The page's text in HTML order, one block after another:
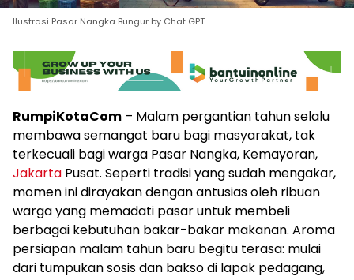
Ilustrasi Pasar Nangka Bungur by Chat GPT
RumpiKotaCom – Malam pergantian tahun selalu
membawa semangat baru bagi masyarakat, tak
terkecuali bagi warga Pasar Nangka, Kemayoran,
Jakarta Pusat. Seperti tradisi yang sudah mengakar,
momen ini dirayakan dengan antusias oleh ribuan
warga yang memadati pasar untuk membeli
berbagai kebutuhan bakar-bakar makanan. Aroma
persiapan malam tahun baru begitu terasa: mulai
dari tumpukan sosis dan bakso di lapak pedagang,